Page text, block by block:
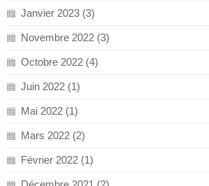
Janvier 2023 (3)
Novembre 2022 (3)
Octobre 2022 (4)
Juin 2022 (1)
Mai 2022 (1)
Mars 2022 (2)
Février 2022 (1)